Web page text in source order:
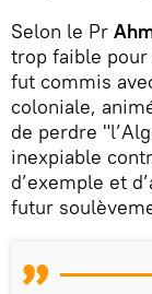
Selon le Pr
trop faible
fut commis
coloniale,
de perdre
inexpiable
d’exemple et
futur